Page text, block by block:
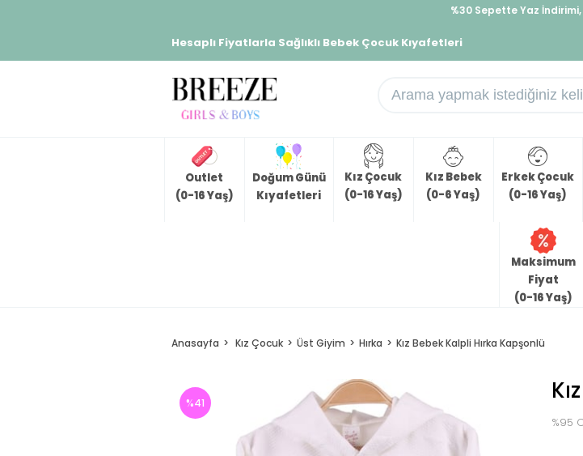
%30 Sepette Yaz
Hesaplı Fiyatlarla Sağlıklı Bebek Çocuk Kıyafetleri
Outlet
(0-16 Yaş)
Doğum Günü
Kıyafetleri
Kız Çocuk
(0-16 Yaş)
Kız Bebek
(0-6 Yaş)
Erkek Çocuk
(0-16 Yaş)
Maksimum
Fiyat
(0-16 Yaş)
Anasayfa Kız Çocuk Üst Giyim Hırka Kız Bebek Kalpli Hırka Kapşonlü
%41
%95